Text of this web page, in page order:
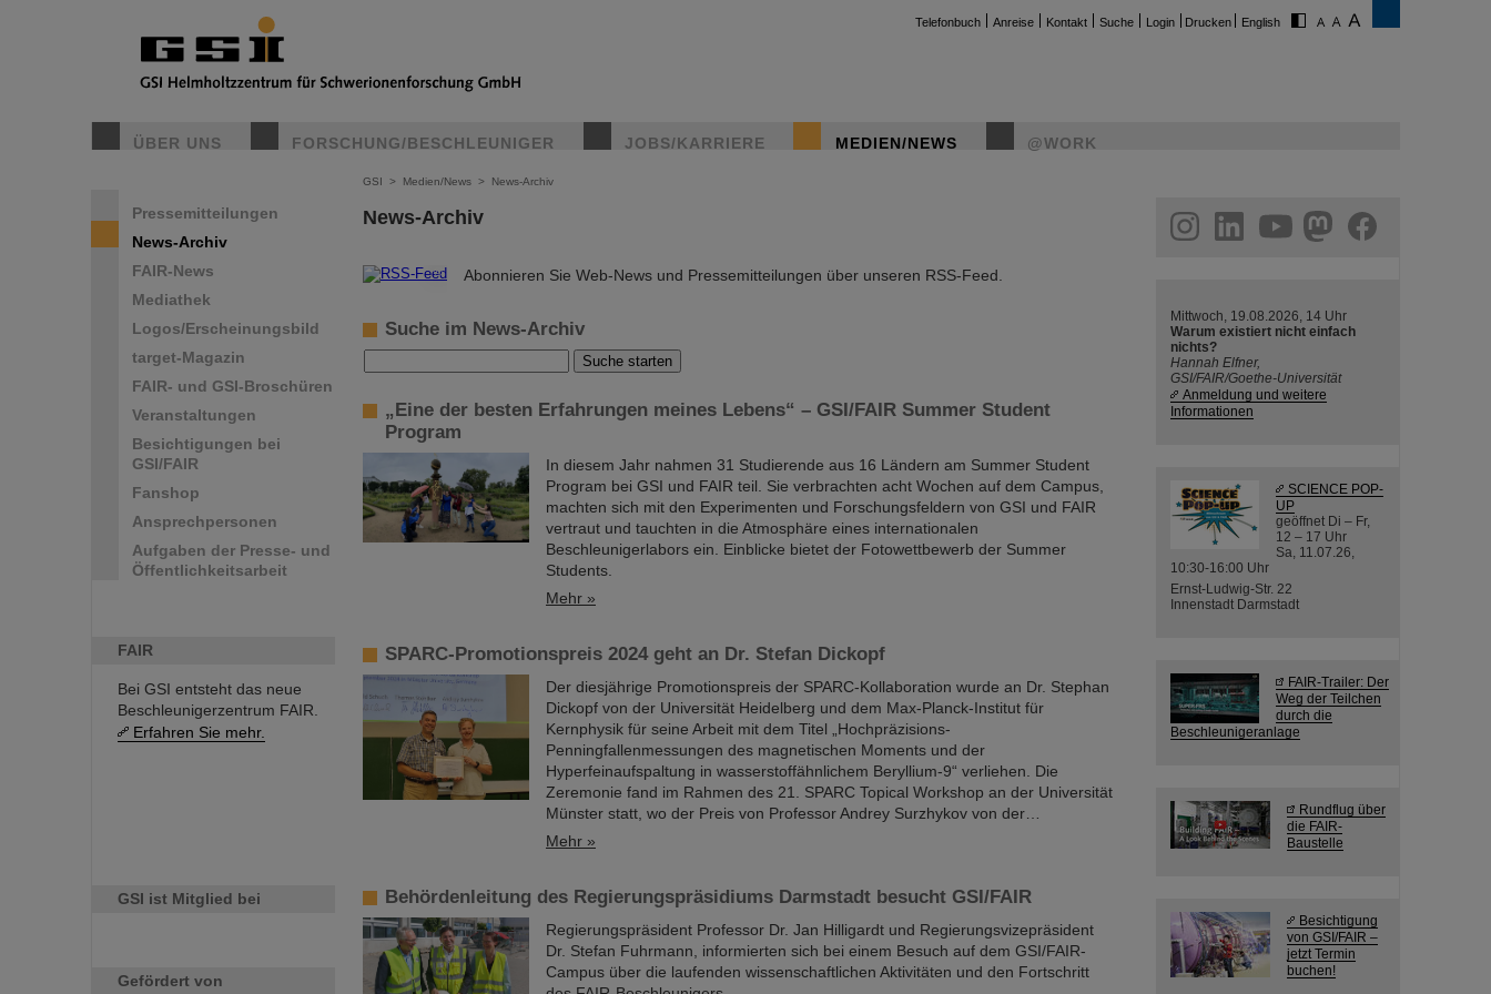
Telefonbuch Anreise Kontakt Suche Login Drucken English
ÜBER UNS FORSCHUNG/BESCHLEUNIGER JOBS/KARRIERE MEDIEN/NEWS @WORK
Pressemitteilungen
News-Archiv
FAIR-News
Mediathek
Logos/Erscheinungsbild
target-Magazin
FAIR- und GSI-Broschüren
Veranstaltungen
Besichtigungen bei
GSI/FAIR
Fanshop
Ansprechpersonen
Aufgaben der Presse- und
Öffentlichkeitsarbeit
FAIR
Bei GSI entsteht das neue
Beschleunigerzentrum FAIR.
Erfahren Sie mehr.
GSI ist Mitglied bei
Gefördert von
GSI > Medien/News > News-Archiv
News-Archiv
© Abonnieren Sie Web-News und Pressemitteilungen über unseren RSS-Feed.
Suche im News-Archiv
„Eine der besten Erfahrungen meines Lebens“ – GSI/FAIR Summer Student
Program
In diesem Jahr nahmen 31 Studierende aus 16 Ländern am Summer Student
Program bei GSI und FAIR teil. Sie verbrachten acht Wochen auf dem Campus,
machten sich mit den Experimenten und Forschungsfeldern von GSI und FAIR
vertraut und tauchten in die Atmosphäre eines internationalen
Beschleunigerlabors ein. Einblicke bietet der Fotowettbewerb der Summer
Students.
Mehr »
SPARC-Promotionspreis 2024 geht an Dr. Stefan Dickopf
Der diesjährige Promotionspreis der SPARC-Kollaboration wurde an Dr. Stephan
Dickopf von der Universität Heidelberg und dem Max-Planck-Institut für
Kernphysik für seine Arbeit mit dem Titel „Hochpräzisions-
Penningfallenmessungen des magnetischen Moments und der
Hyperfeinaufspaltung in wasserstoffähnlichem Beryllium-9“ verliehen. Die
Zeremonie fand im Rahmen des 21. SPARC Topical Workshop an der Universität
Münster statt, wo der Preis von Professor Andrey Surzhykov von der…
Mehr »
Behördenleitung des Regierungspräsidiums Darmstadt besucht GSI/FAIR
Regierungspräsident Professor Dr. Jan Hilligardt und Regierungsvizepräsident
Dr. Stefan Fuhrmann, informierten sich bei einem Besuch auf dem GSI/FAIR-
Campus über die laufenden wissenschaftlichen Aktivitäten und den Fortschritt
helmholtz.social
facebook
Mittwoch, 19.08.2026, 14 Uhr
Warum existiert nicht einfach
nichts?
Hannah Elfner,
GSI/FAIR/Goethe-Universität
Anmeldung und weitere
Informationen
SCIENCE POP-
UP
geöffnet Di – Fr,
12 – 17 Uhr
Sa, 11.07.26,
10:30-16:00 Uhr
Ernst-Ludwig-Str. 22
Innenstadt Darmstadt
FAIR-Trailer: Der
Weg der Teilchen
durch die
Beschleunigeranlage
Rundflug über
die FAIR-
Baustelle
Besichtigung
von GSI/FAIR –
jetzt Termin
buchen!